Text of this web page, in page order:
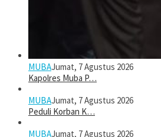
MUBAJumat, 7 Agustus 2026
Kapolres Muba P…
MUBAJumat, 7 Agustus 2026
Peduli Korban K…
MUBAJumat, 7 Agustus 2026